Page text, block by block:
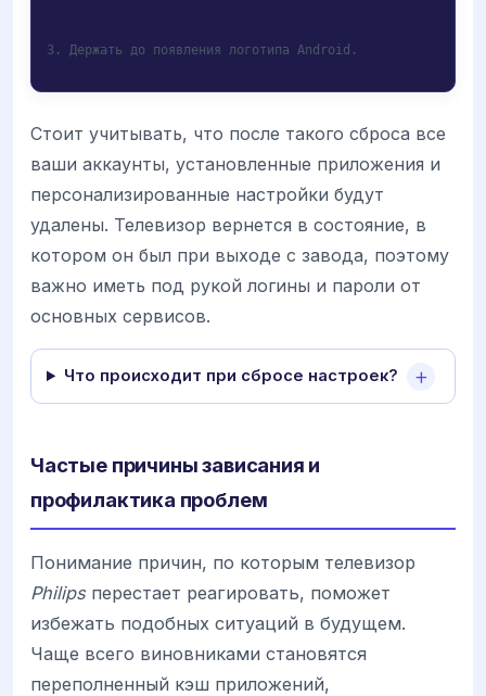
3. Держать до появления логотипа Android.
Стоит учитывать, что после такого сброса все
ваши аккаунты, установленные приложения и
персонализированные настройки будут
удалены. Телевизор вернется в состояние, в
котором он был при выходе с завода, поэтому
важно иметь под рукой логины и пароли от
основных сервисов.
Что происходит при сбросе настроек?
Частые причины зависания и
профилактика проблем
Понимание причин, по которым телевизор
Philipsперестает реагировать, поможет
избежать подобных ситуаций в будущем.
Чаще всего виновниками становятся
переполненный кэш приложений,